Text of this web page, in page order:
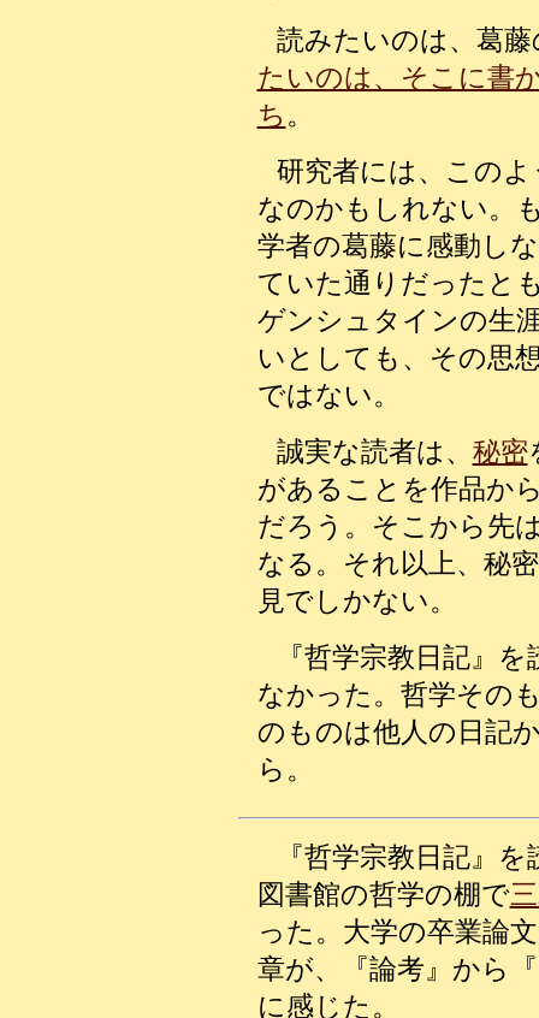
読みたいのは、葛
たいのは、そこに書
ち 。
研究者には、この
なのかもしれない。
学者の葛藤に感動し
ていた通りだったと
ゲンシュタインの生
いとしても、その思
ではない。
誠実な読者は、 秘密
があることを作品か
だろう。そこから先
なる。それ以上、秘
見でしかない。
『哲学宗教日記』
なかった。哲学その
のものは他人の日記
ら。
『哲学宗教日記』
図書館の哲学の棚で
った。大学の卒業論
章が、『論考』から
に感じた。